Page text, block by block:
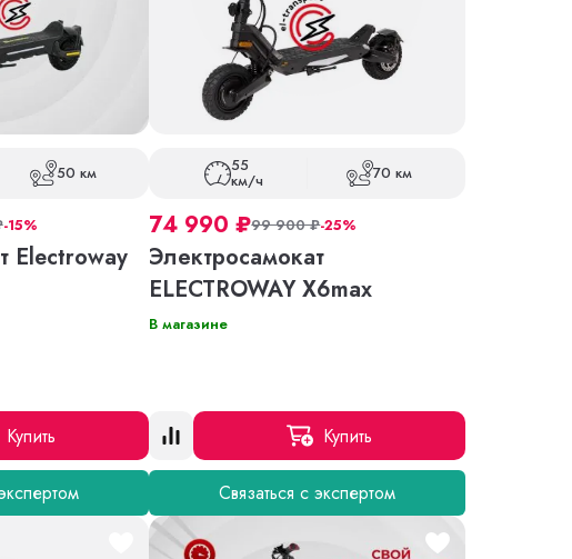
50 км
-15%
Electroway
Купить
55
км/ч 70 км
74 990₽99 900₽-25%
Электросамокат
ELECTROWAY X6max
В магазине
Купить
Связаться с экспертом